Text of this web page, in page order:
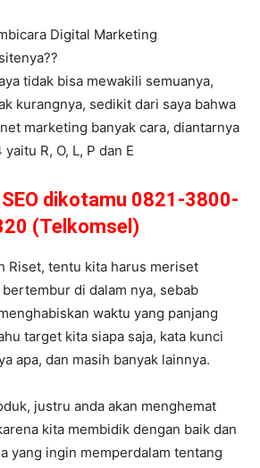
Digital Marketing
tidak bisa mewakili semuanya,
kurangnya, sedikit dari saya bahwa
marketing banyak cara, diantarnya
R, O, L, P dan E
dikotamu 0821-3800-
(Telkomsel)
Riset, tentu kita harus meriset
di dalam nya, sebab
waktu yang panjang
target kita siapa saja, kata kunci
apa, dan masih banyak lainnya.
justru anda akan menghemat
kita membidik dengan baik dan
yang ingin memperdalam tentang